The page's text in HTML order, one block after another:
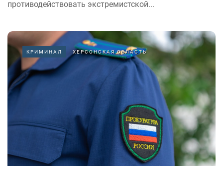
противодействовать экстремистской...
КРИМИНАЛ ХЕРСОНСКАЯ ОБЛАСТЬ